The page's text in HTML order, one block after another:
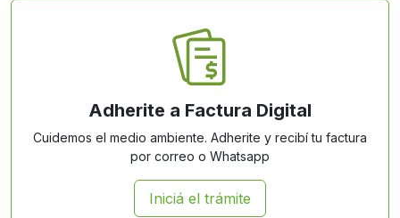
Adherite a Factura Digital
Cuidemos el medio ambiente. Adherite y recibí tu factura
por correo o Whatsapp
Iniciá el trámite